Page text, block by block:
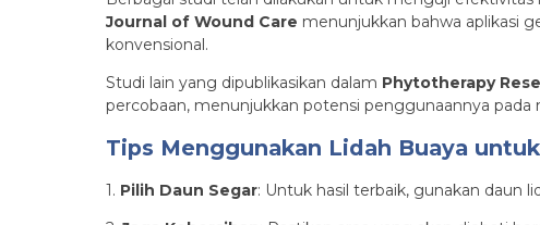
Journal of Wound Care menunjukkan bahwa aplikasi
konvensional.
Studi lain yang dipublikasikan dalam Phytotherapy
percobaan, menunjukkan potensi penggunaannya pada
Tips Menggunakan Lidah Buaya
1. Pilih Daun Segar: Untuk hasil terbaik, gunakan daun